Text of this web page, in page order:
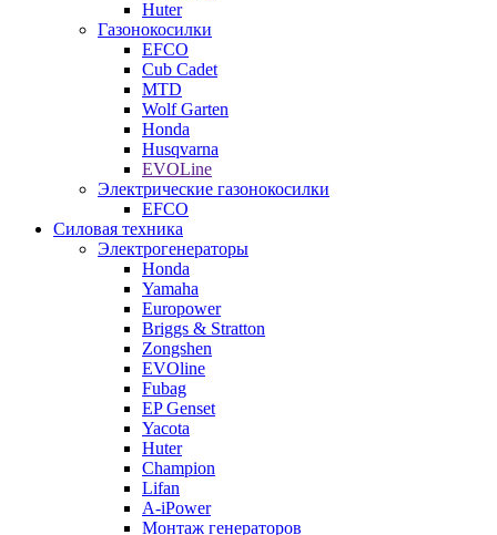
Huter
Газонокосилки
EFCO
Cub Cadet
MTD
Wolf Garten
Honda
Husqvarna
EVOLine
Электрические газонокосилки
EFCO
Силовая техника
Электрогенераторы
Honda
Yamaha
Europower
Briggs & Stratton
Zongshen
EVOline
Fubag
EP Genset
Yacota
Huter
Champion
Lifan
A-iPower
Монтаж генераторов